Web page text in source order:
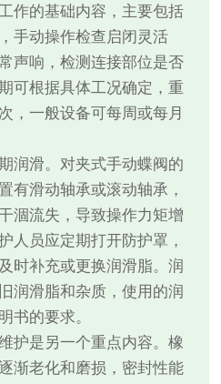
作的基础内容，主要包括
手动操作检查启闭灵活
声响，检测连接部位是否
可根据具体工况确定，重
，一般设备可每周或每月
润滑。对夹式手动蝶阀的
有滑动轴承或滚动轴承，
涸流失，导致操作力矩增
人员应定期打开防护罩，
时补充或更换润滑脂。润
润滑脂和杂质，使用的润
书的要求。
护是另一个重点内容。橡
渐老化和磨损，密封性能